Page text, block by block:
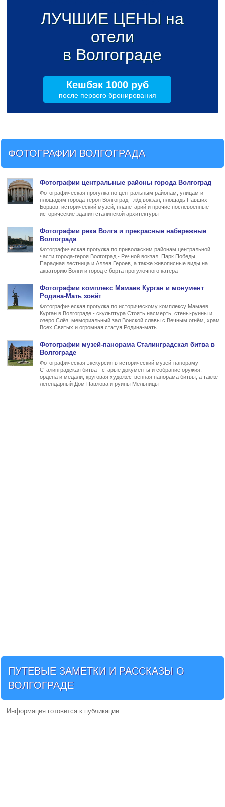
ЛУЧШИЕ ЦЕНЫ на
отели
в Волгограде
Кешбэк 1000 руб
после первого бронирования
ФОТОГРАФИИ ВОЛГОГРАДА
Фотографии центральные районы города Волгоград
Фотографическая прогулка по центральным районам, улицам и
площадям города-героя Волгоград - ж/д вокзал, площадь Павших
Борцов, исторический музей, планетарий и прочие послевоенные
исторические здания сталинской архитектуры
Фотографии река Волга и прекрасные набережные
Волгограда
Фотографическая прогулка по приволжским районам центральной
части города-героя Волгоград - Речной вокзал, Парк Победы,
Парадная лестница и Аллея Героев, а также живописные виды на
акваторию Волги и город с борта прогулочного катера
Фотографии комплекс Мамаев Курган и монумент
Родина-Мать зовёт
Фотографическая прогулка по историческому комплексу Мамаев
Курган в Волгограде - скульптура Стоять насмерть, стены-руины и
озеро Слёз, мемориальный зал Воиской славы с Вечным огнём, храм
Всех Святых и огромная статуя Родина-мать
Фотографии музей-панорама Сталинградская битва в
Волгограде
Фотографическая экскурсия в исторический музей-панораму
Сталинградская битва - старые документы и собрание оружия,
ордена и медали, круговая художественная панорама битвы, а также
легендарный Дом Павлова и руины Мельницы
ПУТЕВЫЕ ЗАМЕТКИ И РАССКАЗЫ О
ВОЛГОГРАДЕ
Информация готовится к публикации...